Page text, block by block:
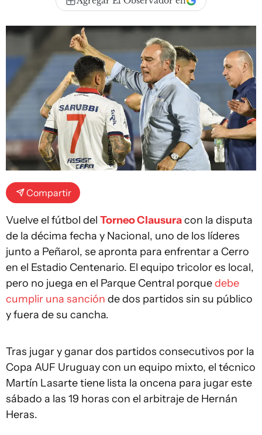
Compartir
Vuelve el fútbol del Torneo Clausuracon la disputa
de la décima fecha y Nacional, uno de los líderes
junto a Peñarol, se apronta para enfrentar a Cerro
en el Estadio Centenario. El equipo tricolor es local,
pero no juega en el Parque Central porquedebe
cumplir una sanción de dos partidos sin su público
y fuera de su cancha.
Tras jugar y ganar dos partidos consecutivos por la
Copa AUF Uruguay con un equipo mixto, el técnico
Martín Lasarte tiene lista la oncena para jugar este
sábado a las 19 horas con el arbitraje de Hernán
Heras.